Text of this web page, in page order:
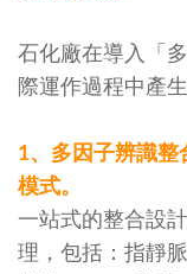
石化廠在導入「
際運作過程中產
1、多因子辨識整
模式。
一站式的整合設
理，包括：指靜